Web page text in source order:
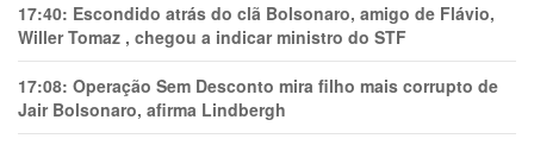
17:40: Escondido atrás do clã Bolsonaro, amigo de Flávio,
Willer Tomaz , chegou a indicar ministro do STF
17:08: Operação Sem Desconto mira filho mais corrupto de
Jair Bolsonaro, afirma Lindbergh